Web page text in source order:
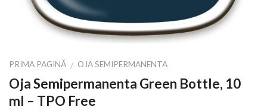
PRIMA PAGINĂ / OJA SEMIPERMANENTA
Oja Semipermanenta Green Bottle, 10
ml – TPO Free